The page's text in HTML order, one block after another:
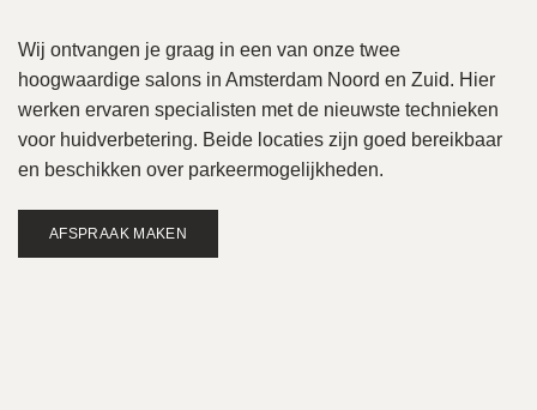
Wij ontvangen je graag in een van onze twee
hoogwaardige salons in Amsterdam Noord en Zuid. Hier
werken ervaren specialisten met de nieuwste technieken
voor huidverbetering. Beide locaties zijn goed bereikbaar
en beschikken over parkeermogelijkheden.
AFSPRAAK MAKEN